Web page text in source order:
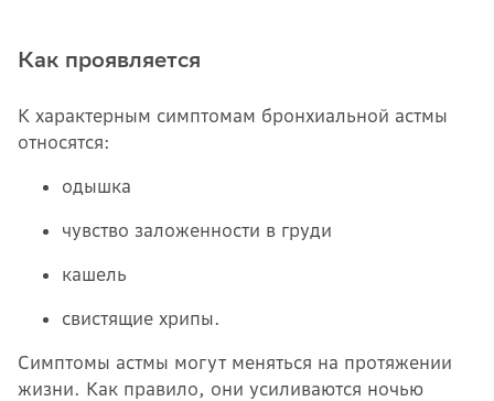
Как проявляется
К характерным симптомам бронхиальной астмы
относятся:
одышка
чувство заложенности в груди
кашель
свистящие хрипы.
Симптомы астмы могут меняться на протяжении
жизни. Как правило, они усиливаются ночью